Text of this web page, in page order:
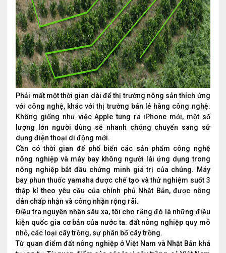
Phải mất một thời gian dài để thị trường nông sản thích ứng
với công nghệ, khác với thị trường bán lẻ hàng công nghệ.
Không giống như việc Apple tung ra iPhone mới, một số
lượng lớn người dùng sẽ nhanh chóng chuyển sang sử
dụng điện thoại di động mới.
Cần có thời gian để phổ biến các sản phẩm công nghệ
nông nghiệp và máy bay không người lái ứng dụng trong
nông nghiệp bắt đầu chứng minh giá trị của chúng. Máy
bay phun thuốc yamaha được chế tạo và thử nghiệm suốt 3
thập kỉ theo yêu cầu của chính phủ Nhật Bản, được nông
dân chấp nhận và công nhận rộng rãi.
Điều tra nguyên nhân sâu xa, tôi cho rằng đó là những điều
kiện quốc gia cơ bản của nước ta: đất nông nghiệp quy mô
nhỏ, các loại cây trồng, sự phân bố cây trồng.
Từ quan điểm đất nông nghiệp ở Việt Nam và Nhật Bản khá